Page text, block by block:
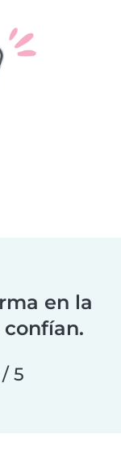
en la
5